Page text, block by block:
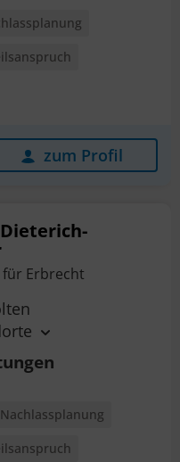
zum Profil
Erbrecht
Nachlassplanung